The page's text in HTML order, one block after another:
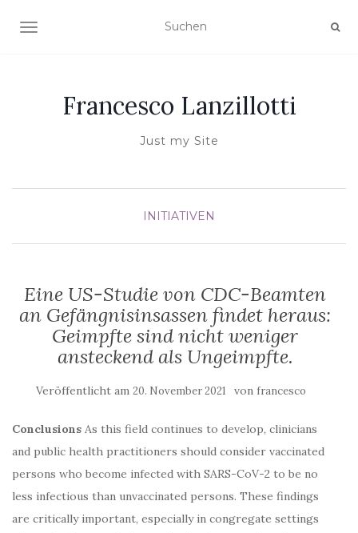
NAVIGATION UMSCHALTEN
Francesco Lanzillotti
Just my Site
INITIATIVEN
Eine US-Studie von CDC-Beamten
an Gefängnisinsassen findet heraus:
Geimpfte sind nicht weniger
ansteckend als Ungeimpfte.
Veröffentlicht am 20. November 2021 von francesco
Conclusions As this field continues to develop, clinicians
and public health practitioners should consider vaccinated
persons who become infected with SARS-CoV-2 to be no
less infectious than unvaccinated persons. These findings
are critically important, especially in congregate settings